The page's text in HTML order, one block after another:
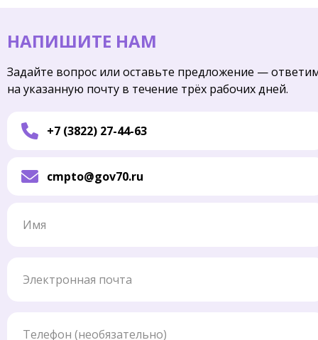
НАПИШИТЕ НАМ
Задайте вопрос или оставьте предложение —
на указанную почту в течение трёх рабочих дней.
+7 (3822) 27-44-63
cmpto@gov70.ru